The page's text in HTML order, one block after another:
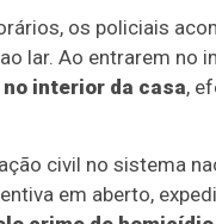
os policiais
lar. Ao entrarem
interior da casa,
civil no sistema
em aberto,